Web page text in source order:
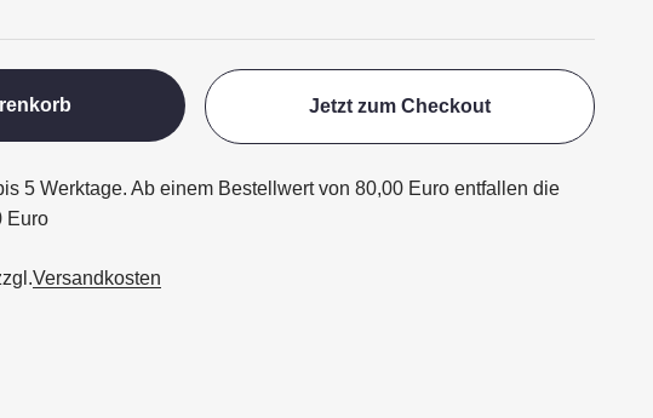
Jetzt zum Checkout
5 Werktage. Ab einem Bestellwert von 80,00 Euro entfallen die
Euro
Versandkosten